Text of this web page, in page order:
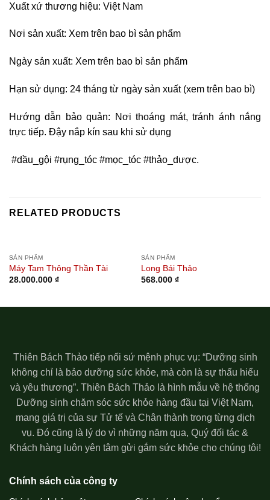
Xuất xứ thương hiệu: Việt Nam
Nơi sản xuất: Xem trên bao bì sản phẩm
Ngày sản xuất: Xem trên bao bì sản phẩm
Hạn sử dụng: 24 tháng từ ngày sản xuất (xem trên bao bì)
Hướng dẫn bảo quản: Nơi thoáng mát, tránh ánh nắng
trực tiếp. Đậy nắp kín sau khi sử dụng
#dầu_gội #rụng_tóc #mọc_tóc #thảo_dược.
RELATED PRODUCTS
SẢN PHẨM
Máy Tam Thông Thần Tài
28.000.000 ₫
SẢN PHẨM
Long Bái Thảo
568.000 ₫
Thiên Bách Thảo tiếp nối sứ mệnh phục vụ: “Dưỡng sinh
không chỉ là bảo dưỡng sức khỏe, mà còn là sự thấu hiểu
và yêu thương”. Thiên Bách Thảo là hình mẫu về hệ thống
Dưỡng sinh chăm sóc sức khỏe hàng đầu tại Việt Nam,
mang giá trị của sự Tử tế và Chân thành trong từng dịch
vụ. Đó cũng là lý do vì những năm qua, Quý đối tác &
Khách hàng luôn yên tâm gửi gắm sức khỏe cho chúng tôi!
Chính sách của công ty